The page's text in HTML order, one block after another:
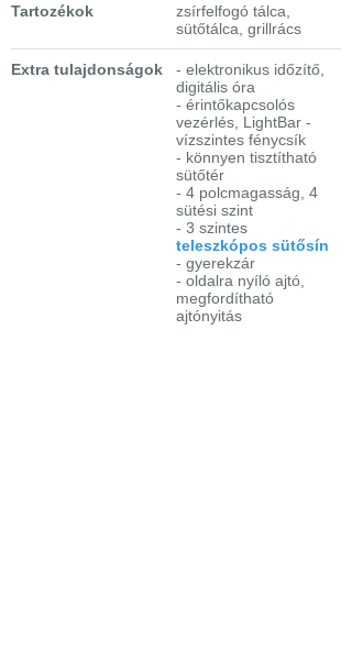
Tartozékok
zsírfelfogó tálca,
sütőtálca, grillrács
Extra tulajdonságok
- elektronikus időzítő,
digitális óra
- érintőkapcsolós
vezérlés, LightBar -
vízszintes fénycsík
- könnyen tisztítható
sütőtér
- 4 polcmagasság, 4
sütési szint
- 3 szintes
teleszkópos sütősín
- gyerekzár
- oldalra nyíló ajtó,
megfordítható
ajtónyitás